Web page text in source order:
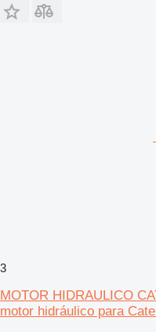
3
MOTOR HIDRAULICO
motor hidráulico para